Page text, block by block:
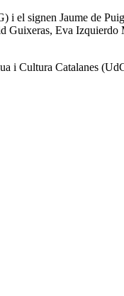
i el signen Jaume de
Guixeras, Eva
i Cultura Catalanes